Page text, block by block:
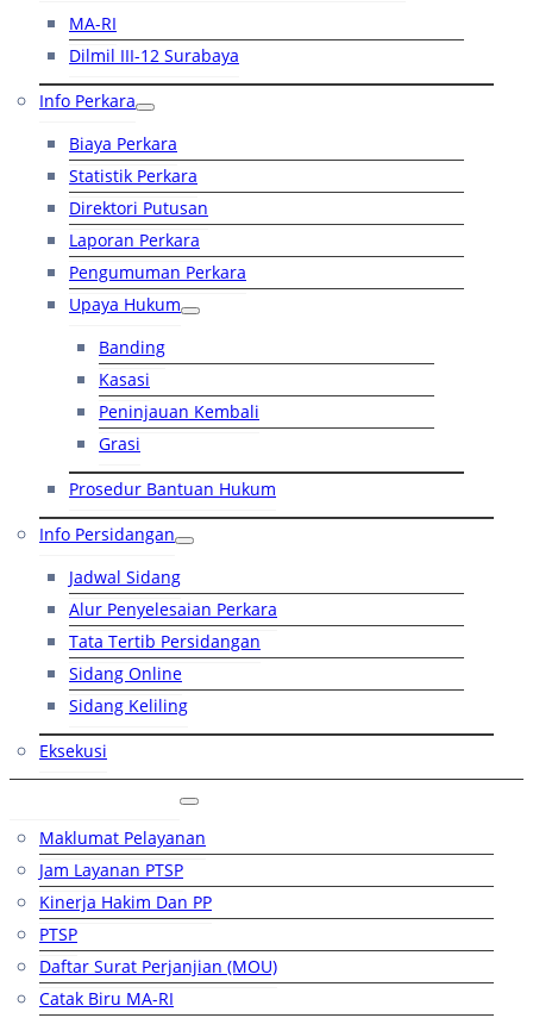
MA-RI
Dilmil III-12 Surabaya
Info Perkara
Biaya Perkara
Statistik Perkara
Direktori Putusan
Laporan Perkara
Pengumuman Perkara
Upaya Hukum
Banding
Kasasi
Peninjauan Kembali
Grasi
Prosedur Bantuan Hukum
Info Persidangan
Jadwal Sidang
Alur Penyelesaian Perkara
Tata Tertib Persidangan
Sidang Online
Sidang Keliling
Eksekusi
Maklumat Pelayanan
Jam Layanan PTSP
Kinerja Hakim Dan PP
PTSP
Daftar Surat Perjanjian (MOU)
Catak Biru MA-RI